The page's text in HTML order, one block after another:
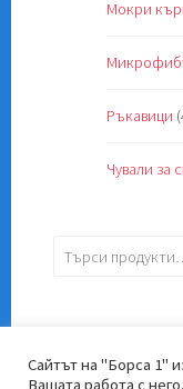
Мокри
Ръкавици
Чували за
Търсене
Сайтът на "Борса 1"
Вашата работа с